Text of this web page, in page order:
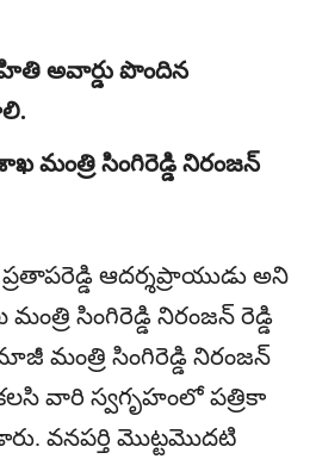
అవార్డు పొందిన
సింగిరెడ్డి నిరంజన్
ఆదర్శప్రాయుడు అని
సింగిరెడ్డి నిరంజన్ రెడ్డి
మంత్రి సింగిరెడ్డి నిరంజన్
వారి స్వగృహంలో పత్రికా
వనపర్తి మొట్టమొదటి